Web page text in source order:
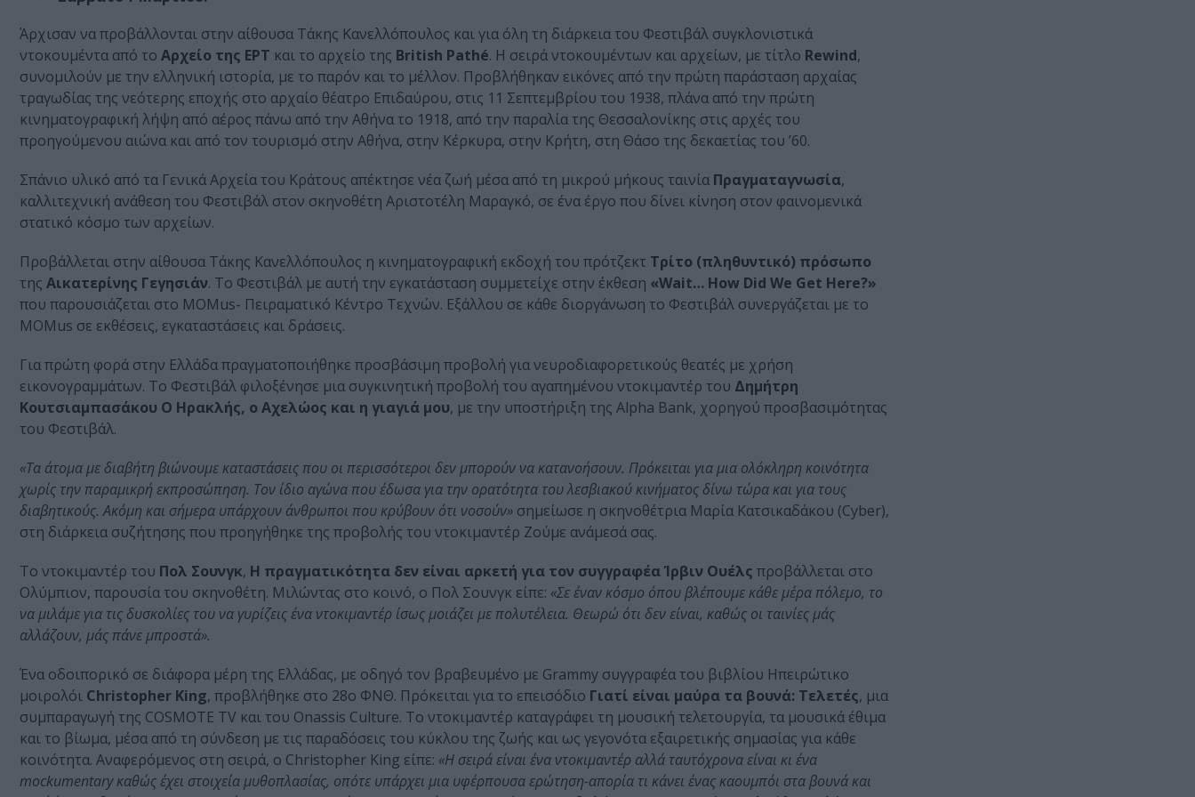
Άρχισαν να προβάλλονται στην αίθουσα Τάκης Κανελλόπουλος και για όλη τη διάρκεια του Φεστιβάλ συγκλονιστικά
ντοκουμέντα από το Αρχείο της ΕΡΤ και το αρχείο της British Pathé. Η σειρά ντοκουμέντων και αρχείων, με τίτλο Rewind,
συνομιλούν με την ελληνική ιστορία, με το παρόν και το μέλλον. Προβλήθηκαν εικόνες από την πρώτη παράσταση αρχαίας
τραγωδίας της νεότερης εποχής στο αρχαίο θέατρο Επιδαύρου, στις 11 Σεπτεμβρίου του 1938, πλάνα από την πρώτη
κινηματογραφική λήψη από αέρος πάνω από την Αθήνα το 1918, από την παραλία της Θεσσαλονίκης στις αρχές του
προηγούμενου αιώνα και από τον τουρισμό στην Αθήνα, στην Κέρκυρα, στην Κρήτη, στη Θάσο της δεκαετίας του ’60.
Σπάνιο υλικό από τα Γενικά Αρχεία του Κράτους απέκτησε νέα ζωή μέσα από τη μικρού μήκους ταινία Πραγματαγνωσία,
καλλιτεχνική ανάθεση του Φεστιβάλ στον σκηνοθέτη Αριστοτέλη Μαραγκό, σε ένα έργο που δίνει κίνηση στον φαινομενικά
στατικό κόσμο των αρχείων.
Προβάλλεται στην αίθουσα Τάκης Κανελλόπουλος η κινηματογραφική εκδοχή του πρότζεκτ Τρίτο (πληθυντικό) πρόσωπο
της Αικατερίνης Γεγησιάν. Το Φεστιβάλ με αυτή την εγκατάσταση συμμετείχε στην έκθεση «Wait… How Did We Get Here?»
που παρουσιάζεται στο MOMus- Πειραματικό Κέντρο Τεχνών. Εξάλλου σε κάθε διοργάνωση το Φεστιβάλ συνεργάζεται με το
MOMus σε εκθέσεις, εγκαταστάσεις και δράσεις.
Για πρώτη φορά στην Ελλάδα πραγματοποιήθηκε προσβάσιμη προβολή για νευροδιαφορετικούς θεατές με χρήση
εικονογραμμάτων. Το Φεστιβάλ φιλοξένησε μια συγκινητική προβολή του αγαπημένου ντοκιμαντέρ του Δημήτρη
Κουτσιαμπασάκου Ο Ηρακλής, ο Αχελώος και η γιαγιά μου, με την υποστήριξη της Alpha Bank, χορηγού προσβασιμότητας
του Φεστιβάλ.
«Τα άτομα με διαβήτη βιώνουμε καταστάσεις που οι περισσότεροι δεν μπορούν να κατανοήσουν. Πρόκειται για μια ολόκληρη κοινότητα
χωρίς την παραμικρή εκπροσώπηση. Τον ίδιο αγώνα που έδωσα για την ορατότητα του λεσβιακού κινήματος δίνω τώρα και για τους
διαβητικούς. Ακόμη και σήμερα υπάρχουν άνθρωποι που κρύβουν ότι νοσούν» σημείωσε η σκηνοθέτρια Μαρία Κατσικαδάκου (Cyber),
στη διάρκεια συζήτησης που προηγήθηκε της προβολής του ντοκιμαντέρ Ζούμε ανάμεσά σας.
Το ντοκιμαντέρ του Πολ Σουνγκ, Η πραγματικότητα δεν είναι αρκετή για τον συγγραφέα Ίρβιν Ουέλς προβάλλεται στο
Ολύμπιον, παρουσία του σκηνοθέτη. Μιλώντας στο κοινό, ο Πολ Σουνγκ είπε: «Σε έναν κόσμο όπου βλέπουμε κάθε μέρα πόλεμο, το
να μιλάμε για τις δυσκολίες του να γυρίζεις ένα ντοκιμαντέρ ίσως μοιάζει με πολυτέλεια. Θεωρώ ότι δεν είναι, καθώς οι ταινίες μάς
αλλάζουν, μάς πάνε μπροστά».
Ένα οδοιπορικό σε διάφορα μέρη της Ελλάδας, με οδηγό τον βραβευμένο με Grammy συγγραφέα του βιβλίου Ηπειρώτικο
μοιρολόι Christopher King, προβλήθηκε στο 28ο ΦΝΘ. Πρόκειται για το επεισόδιο Γιατί είναι μαύρα τα βουνά: Τελετές, μια
συμπαραγωγή της COSMOTE TV και του Onassis Culture. Το ντοκιμαντέρ καταγράφει τη μουσική τελετουργία, τα μουσικά έθιμα
και το βίωμα, μέσα από τη σύνδεση με τις παραδόσεις του κύκλου της ζωής και ως γεγονότα εξαιρετικής σημασίας για κάθε
κοινότητα. Αναφερόμενος στη σειρά, ο Christopher King είπε: «Η σειρά είναι ένα ντοκιμαντέρ αλλά ταυτόχρονα είναι κι ένα
mockumentary καθώς έχει στοιχεία μυθοπλασίας, οπότε υπάρχει μια υφέρπουσα ερώτηση-απορία τι κάνει ένας καουμπόι στα βουνά και